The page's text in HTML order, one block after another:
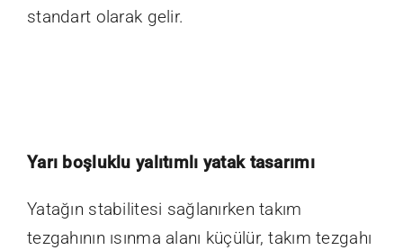
standart olarak gelir.
Yarı boşluklu yalıtımlı yatak tasarımı
Yatağın stabilitesi sağlanırken takım
tezgahının ısınma alanı küçülür, takım tezgahı